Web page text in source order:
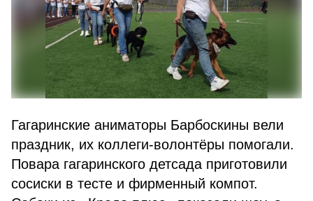
Гагаринские аниматоры Барбоскины вели
праздник, их коллеги-волонтёры помогали.
Повара гагаринского детсада приготовили
сосиски в тесте и фирменный компот.